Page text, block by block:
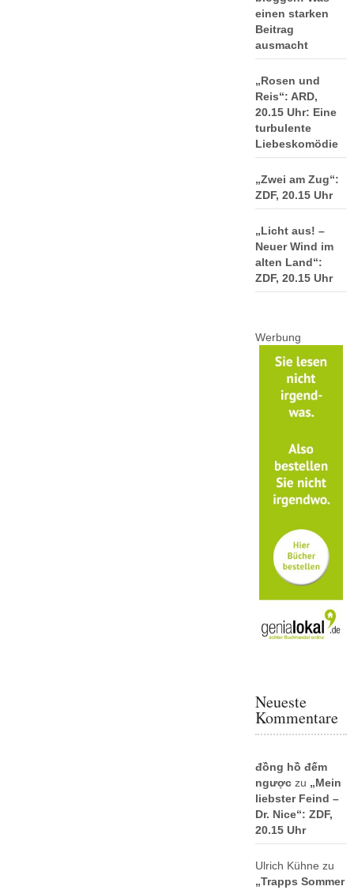
einen starken
Beitrag
ausmacht
„Rosen und
Reis“: ARD,
20.15 Uhr: Eine
turbulente
Liebeskomödie
„Zwei am Zug“:
ZDF, 20.15 Uhr
„Licht aus! –
Neuer Wind im
alten Land“:
ZDF, 20.15 Uhr
Werbung
Neueste
Kommentare
đồng hồ đếm
ngượczu „Mein
liebster Feind –
Dr. Nice“: ZDF,
20.15 Uhr
Ulrich Kühne zu
„Trapps Sommer